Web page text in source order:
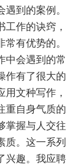
到的案例。
作的诀窍，
有优势的。
中会遇到的常
作有了很大的
文种写作，
重自身气质的
掌握与人交往
质。这一系列
兴趣。我应聘